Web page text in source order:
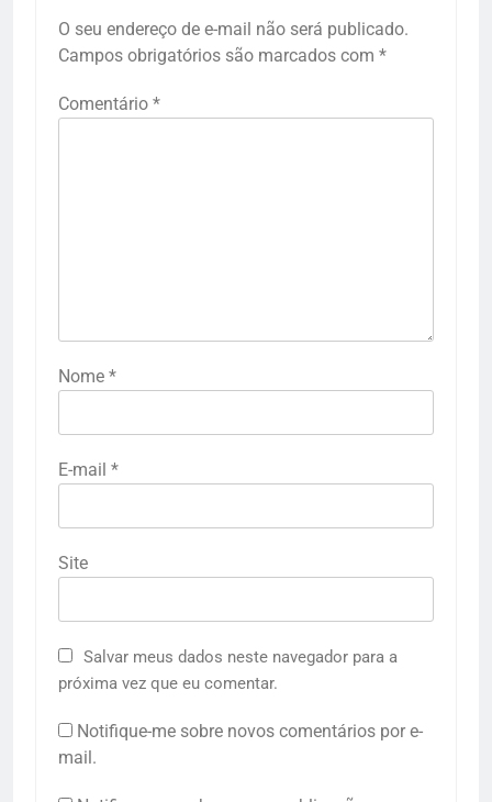
O seu endereço de e-mail não será publicado.
Campos obrigatórios são marcados com *
Comentário *
Nome *
E-mail *
Site
Salvar meus dados neste navegador para a
próxima vez que eu comentar.
Notifique-me sobre novos comentários por e-
mail.